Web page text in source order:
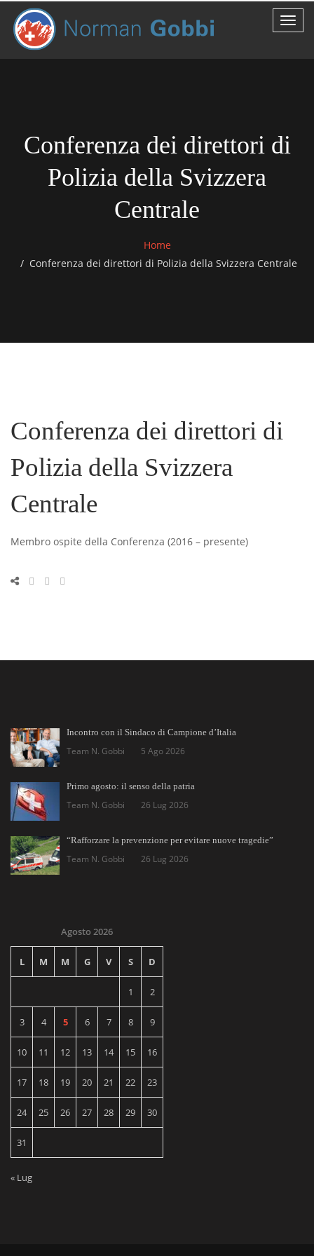
Conferenza dei direttori di
Polizia della Svizzera
Centrale
Home
Conferenza dei direttori di Polizia della Svizzera Centrale
Conferenza dei direttori di
Polizia della Svizzera
Centrale
Membro ospite della Conferenza (2016 – presente)
Incontro con il Sindaco di Campione d’Italia
Team N. Gobbi 5 Ago 2026
Primo agosto: il senso della patria
Team N. Gobbi 26 Lug 2026
“Rafforzare la prevenzione per evitare nuove tragedie”
Team N. Gobbi 26 Lug 2026
Agosto 2026
L M M G V S D
1 2
3 4 5 6 7 8 9
10 11 12 13 14 15 16
17 18 19 20 21 22 23
24 25 26 27 28 29 30
31
« Lug